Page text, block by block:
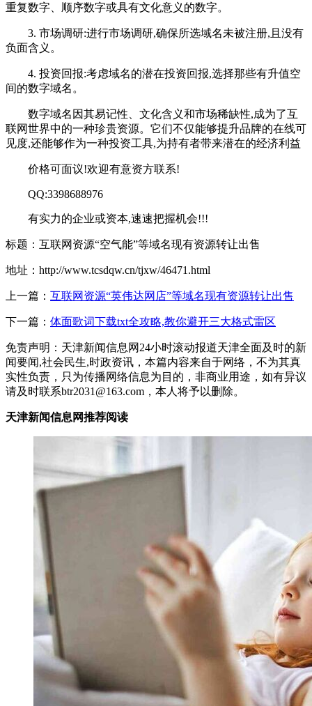
重复数字、顺序数字或具有文化意义的数字。
3. 市场调研:进行市场调研,确保所选域名未被注册,且没有
负面含义。
4. 投资回报:考虑域名的潜在投资回报,选择那些有升值空
间的数字域名。
数字域名因其易记性、文化含义和市场稀缺性,成为了互
联网世界中的一种珍贵资源。它们不仅能够提升品牌的在线可
见度,还能够作为一种投资工具,为持有者带来潜在的经济利益
价格可面议!欢迎有意资方联系!
QQ:3398688976
有实力的企业或资本,速速把握机会!!!
标题：互联网资源“空气能”等域名现有资源转让出售
地址：http://www.tcsdqw.cn/tjxw/46471.html
上一篇： 互联网资源“英伟达网店”等域名现有资源转让出售
下一篇： 体面歌词下载txt全攻略,教你避开三大格式雷区
免责声明：天津新闻信息网24小时滚动报道天津全面及时的新
闻要闻,社会民生,时政资讯，本篇内容来自于网络，不为其真
实性负责，只为传播网络信息为目的，非商业用途，如有异议
请及时联系btr2031@163.com，本人将予以删除。
天津新闻信息网推荐阅读